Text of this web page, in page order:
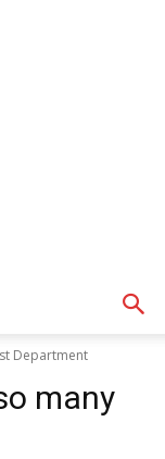
Department
many